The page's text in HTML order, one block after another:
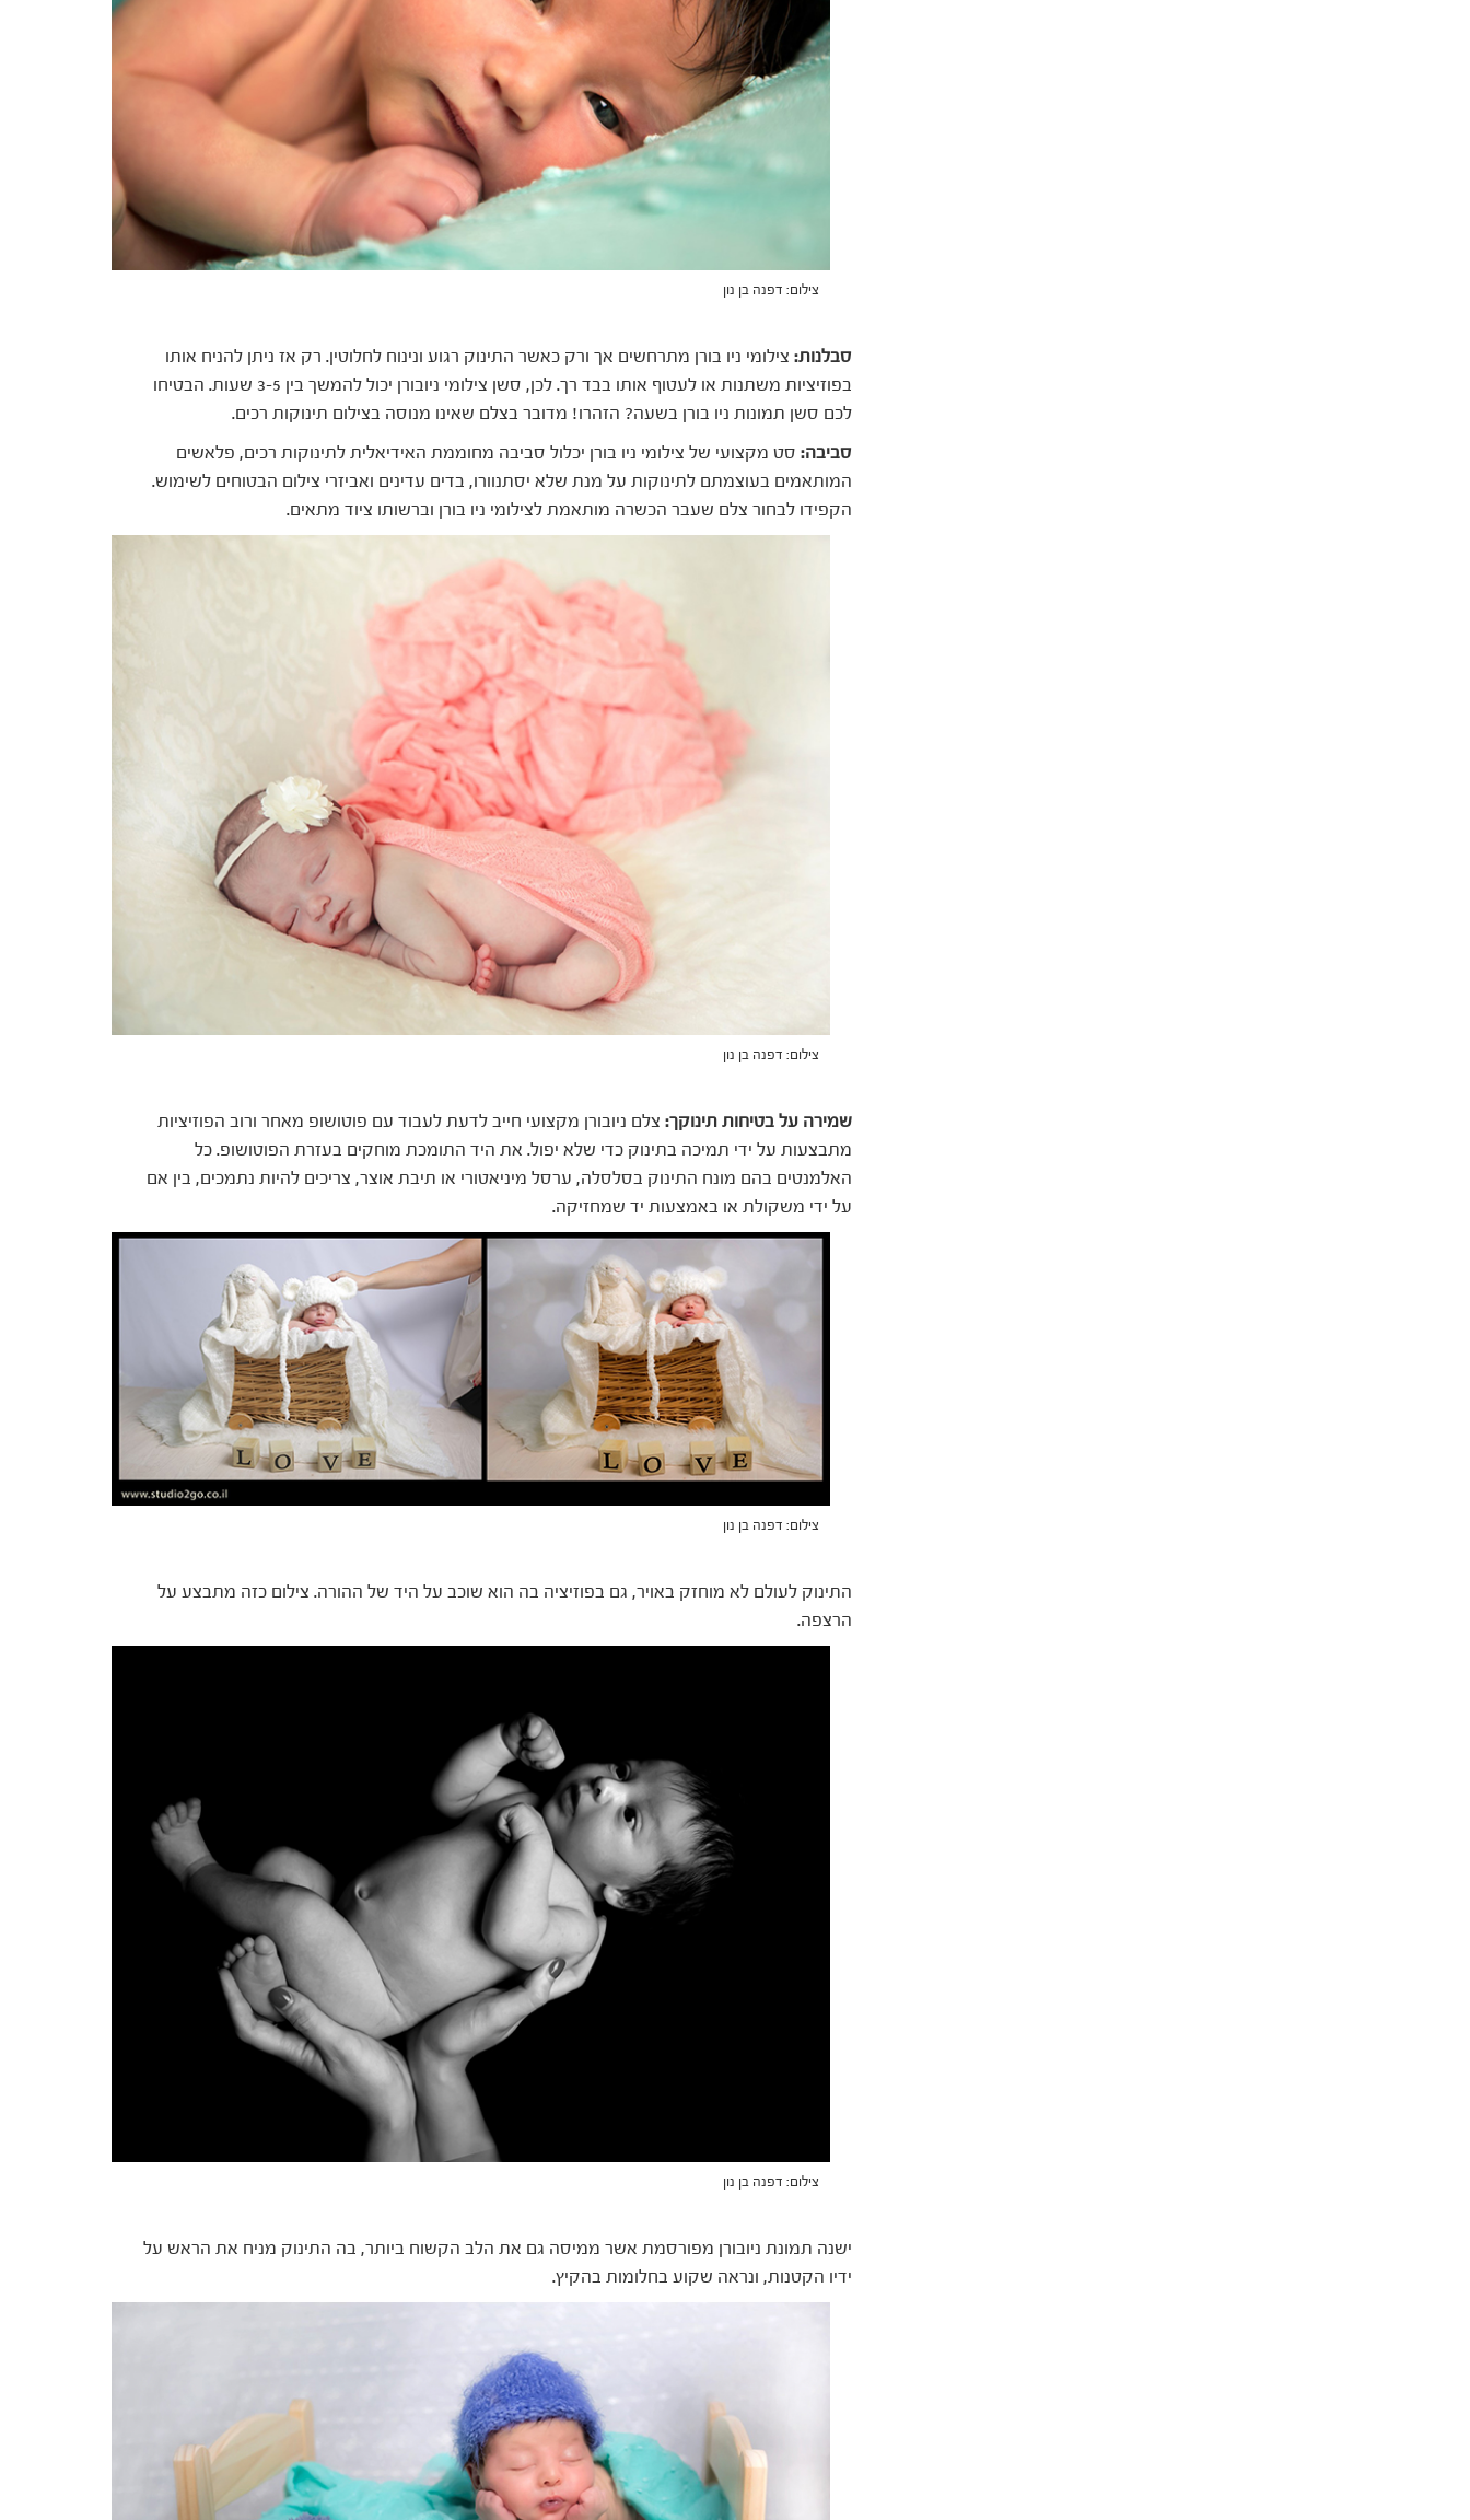
צילום: דפנה בן נון
סבלנות:צילומי ניו בורן מתרחשים אך ורק כאשר התינוק רגוע ונינוח לחלוטין. רק אז ניתן להניח אותו
בפוזיציות משתנות או לעטוף אותו בבד רך. לכן, סשן צילומי ניובורן יכול להמשך בין 3-5 שעות. הבטיחו
לכם סשן תמונות ניו בורן בשעה? הזהרו! מדובר בצלם שאינו מנוסה בצילום תינוקות רכים.
סביבה:סט מקצועי של צילומי ניו בורן יכלול סביבה מחוממת האידיאלית לתינוקות רכים, פלאשים
המותאמים בעוצמתם לתינוקות על מנת שלא יסתנוורו, בדים עדינים ואביזרי צילום הבטוחים לשימוש.
הקפידו לבחור צלם שעבר הכשרה מותאמת לצילומי ניו בורן וברשותו ציוד מתאים.
צילום: דפנה בן נון
שמירה על בטיחות תינוקך:צלם ניובורן מקצועי חייב לדעת לעבוד עם פוטושופ מאחר ורוב הפוזיציות
מתבצעות על ידי תמיכה בתינוק כדי שלא יפול. את היד התומכת מוחקים בעזרת הפוטושופ. כל
האלמנטים בהם מונח התינוק בסלסלה, ערסל מיניאטורי או תיבת אוצר, צריכים להיות נתמכים, בין אם
על ידי משקולת או באמצעות יד שמחזיקה.
צילום: דפנה בן נון
התינוק לעולם לא מוחזק באויר, גם בפוזיציה בה הוא שוכב על היד של ההורה. צילום כזה מתבצע על
הרצפה.
צילום: דפנה בן נון
ישנה תמונת ניובורן מפורסמת אשר ממיסה גם את הלב הקשוח ביותר, בה התינוק מניח את הראש על
ידיו הקטנות, ונראה שקוע בחלומות בהקיץ.